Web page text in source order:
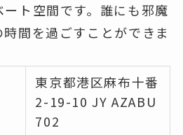
ト空間です。誰にも邪魔
間を過ごすことができま
東京都港区麻布十番
2-19-10 JY AZABU
702